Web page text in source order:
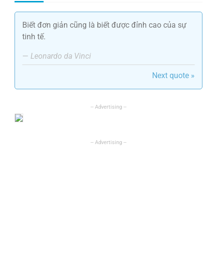
Biết đơn giản cũng là biết được đỉnh cao của sự
tinh tế.
— Leonardo da Vinci
Next quote »